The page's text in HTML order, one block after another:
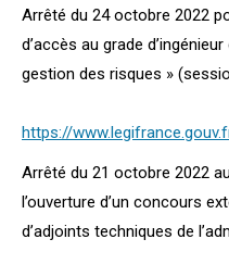
Arrêté du 24 octobre 2022
d’accès au grade
gestion des risques »
https://
Arrêté du 21 octobre 2022
l’ouverture d’un concours
d’adjoints techniques de